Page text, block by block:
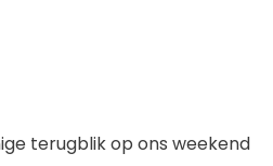
terugblik op ons weekend